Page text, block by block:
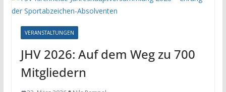
VERANSTALTUNGEN
JHV 2026: Auf dem Weg zu 700
Mitgliedern